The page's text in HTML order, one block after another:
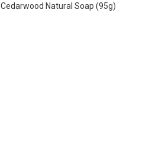
Cedarwood Natural Soap (95g)